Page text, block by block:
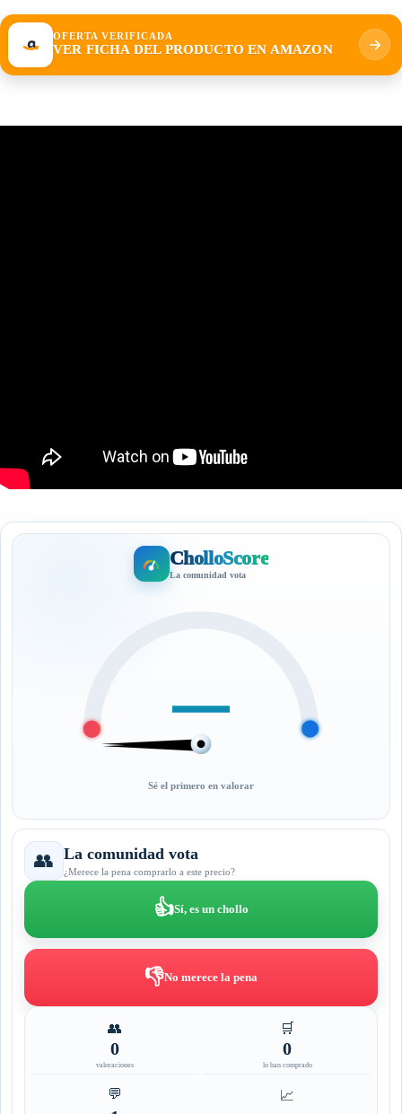
OFERTA VERIFICADA
VER FICHA DEL PRODUCTO EN AMAZON
CholloScore
La comunidad vota
—
Sé el primero en valorar
👥 La comunidad vota
¿Merece la pena comprarlo a este precio?
👍Sí, es un chollo
👎No merece la pena
👥
0
valoraciones
🛒
0
lo han comprado
💬 📈